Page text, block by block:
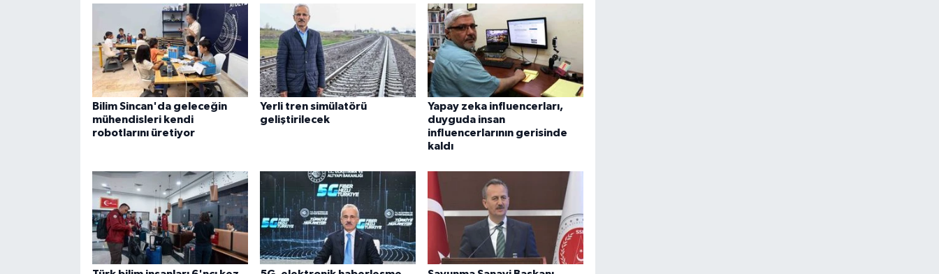
Bilim Sincan'da geleceğin
mühendisleri kendi
robotlarını üretiyor
Yerli tren simülatörü
geliştirilecek
Yapay zeka influencerları,
duyguda insan
influencerlarının gerisinde
kaldı